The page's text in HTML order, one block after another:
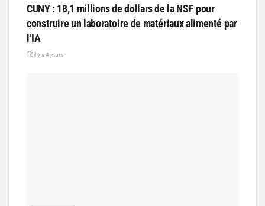
CUNY : 18,1 millions de dollars de la NSF pour
construire un laboratoire de matériaux alimenté par
l’IA
il y a 4 jours